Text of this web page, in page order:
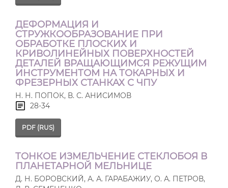
ДЕФОРМАЦИЯ И
СТРУЖКООБРАЗОВАНИЕ ПРИ
ОБРАБОТКЕ ПЛОСКИХ И
КРИВОЛИНЕЙНЫХ ПОВЕРХНОСТЕЙ
ДЕТАЛЕЙ ВРАЩАЮЩИМСЯ РЕЖУЩИМ
ИНСТРУМЕНТОМ НА ТОКАРНЫХ И
ФРЕЗЕРНЫХ СТАНКАХ С ЧПУ
Н. Н. ПОПОК, В. С. АНИСИМОВ
28-34
PDF (RUS)
ТОНКОЕ ИЗМЕЛЬЧЕНИЕ СТЕКЛОБОЯ В
ПЛАНЕТАРНОЙ МЕЛЬНИЦЕ
Д. Н. БОРОВСКИЙ, А. А. ГАРАБАЖИУ, О. А. ПЕТРОВ,